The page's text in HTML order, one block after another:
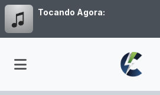
Tocando Agora: